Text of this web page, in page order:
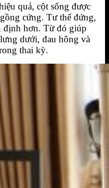
quả, cột sống được
cứng. Tư thế đứng,
định hơn. Từ đó giúp
dưới, đau hông và
thai kỳ.